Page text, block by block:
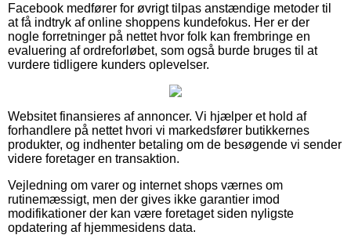
Facebook medfører for øvrigt tilpas anstændige metoder til
at få indtryk af online shoppens kundefokus. Her er der
nogle forretninger på nettet hvor folk kan frembringe en
evaluering af ordreforløbet, som også burde bruges til at
vurdere tidligere kunders oplevelser.
Websitet finansieres af annoncer. Vi hjælper et hold af
forhandlere på nettet hvori vi markedsfører butikkernes
produkter, og indhenter betaling om de besøgende vi sender
videre foretager en transaktion.
Vejledning om varer og internet shops værnes om
rutinemæssigt, men der gives ikke garantier imod
modifikationer der kan være foretaget siden nyligste
opdatering af hjemmesidens data.